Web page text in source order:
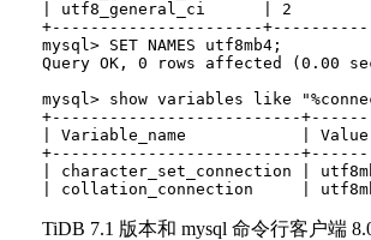
| utf8_general_ci      | 2
+----------------------
mysql> SET NAMES utf8mb4;
Query OK, 0 rows affected (0.00
mysql> show variables like
+--------------------------
| Variable_name            |
+--------------------------
| character_set_connection |
TiDB 7.1 版本和 mysql 命令行客户端